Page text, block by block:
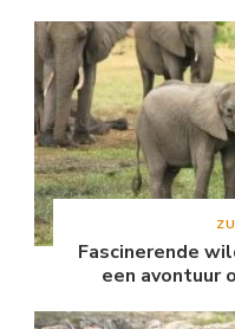
Fascinerende
een avontuur